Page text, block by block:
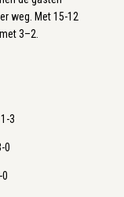
weg. Met 15-12
3–2.
3
0